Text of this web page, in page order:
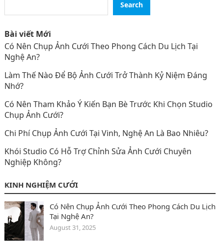
Search
Bài viết Mới
Có Nên Chụp Ảnh Cưới Theo Phong Cách Du Lịch Tại
Nghệ An?
Làm Thế Nào Để Bộ Ảnh Cưới Trở Thành Kỷ Niệm Đáng
Nhớ?
Có Nên Tham Khảo Ý Kiến Bạn Bè Trước Khi Chọn Studio
Chụp Ảnh Cưới?
Chi Phí Chụp Ảnh Cưới Tại Vinh, Nghệ An Là Bao Nhiêu?
Khói Studio Có Hỗ Trợ Chỉnh Sửa Ảnh Cưới Chuyên
Nghiệp Không?
KINH NGHIỆM CƯỚI
Có Nên Chụp Ảnh Cưới Theo Phong Cách Du Lịch
Tại Nghệ An?
August 31, 2025